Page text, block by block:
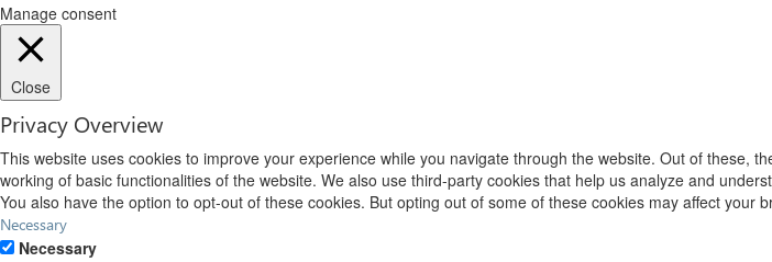
Manage consent
Close
Privacy Overview
This website uses cookies to improve your experience while you navigate through the website. Out of
working of basic functionalities of the website. We also use third-party cookies that help us analyze and
You also have the option to opt-out of these cookies. But opting out of some of these cookies may affect your
Necessary
Necessary